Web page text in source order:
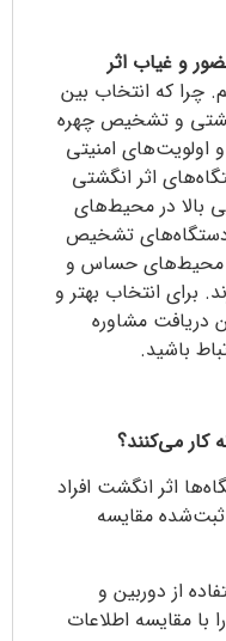
و غیاب اثر
چرا که انتخاب بین
و تشخیص چهره
اولویت‌های امنیتی
اثر انگشتی
بالا در محیط‌های
تشخیص
محیط‌های حساس و
برای انتخاب بهتر و
دریافت مشاوره
باشید.
اثر انگشت افراد
ثبت‌شده مقایسه
از دوربین و
با مقایسه اطلاعات